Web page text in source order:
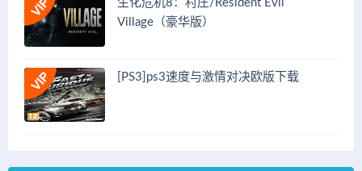
生化危机8：村庄/Resident Evil
Village（豪华版）
[PS3]ps3速度与激情对决欧版下载